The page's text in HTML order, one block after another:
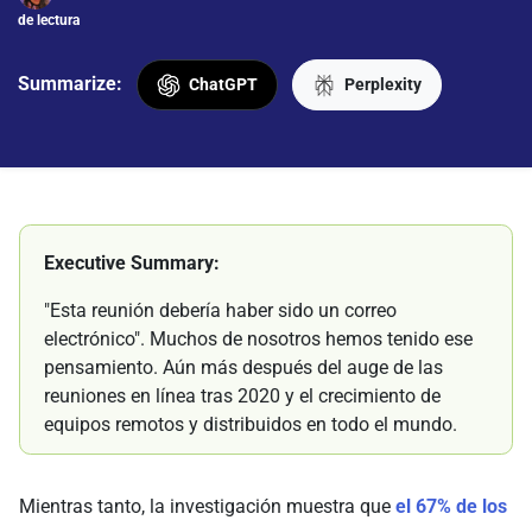
de lectura
Summarize: ChatGPT Perplexity
Executive Summary:
"Esta reunión debería haber sido un correo
electrónico". Muchos de nosotros hemos tenido ese
pensamiento. Aún más después del auge de las
reuniones en línea tras 2020 y el crecimiento de
equipos remotos y distribuidos en todo el mundo.
Mientras tanto, la investigación muestra que el 67% de los